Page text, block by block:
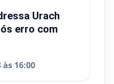
Urach
erro com
às 16:00